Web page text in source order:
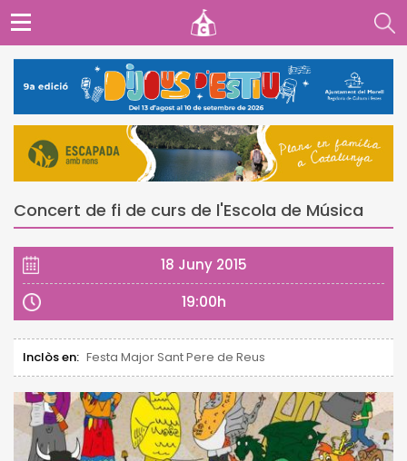
Concert de fi de curs de l'Escola de Música
18 Juny 2015
19:00h
Inclòs en: Festa Major Sant Pere de Reus